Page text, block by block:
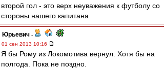
второй гол - это верх неуважения к футболу со
стороны нашего капитана
Юрьевич -
01 сен 2013 10:16
Я бы Рому из Локомотива вернул. Хотя бы на
полгода. Пока не поздно.